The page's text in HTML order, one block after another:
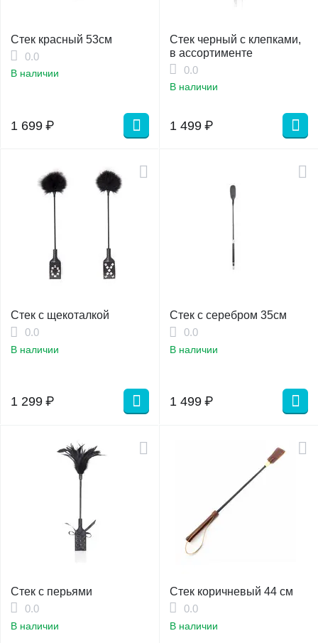
Стек красный 53см
0.0
В наличии
1 699 ₽
Стек черный с клепками,
в ассортименте
0.0
В наличии
1 499 ₽
Стек с щекоталкой
0.0
В наличии
1 299 ₽
Стек с серебром 35см
0.0
В наличии
1 499 ₽
Стек с перьями
0.0
В наличии
Стек коричневый 44 см
0.0
В наличии